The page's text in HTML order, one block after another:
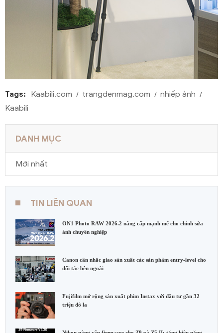
Tags: Kaabili.com trangdenmag.com
nhiếp ảnh
Kaabili
DANH MỤC
Mới nhất
TIN LIÊN QUAN
ON1 Photo RAW 2026.2 nâng cấp mạnh mẽ cho chỉnh sửa
ảnh chuyên nghiệp
Canon cân nhắc giao sản xuất các sản phẩm entry-level cho
đối tác bên ngoài
Fujifilm mở rộng sản xuất phim Instax với đầu tư gần 32
triệu đô la